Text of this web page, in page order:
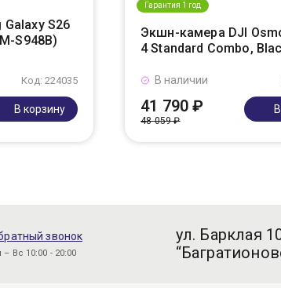
S26
S948B)
Код: 224035
В корзину
Гарантия 1 год
Экшн-камера DJI
4 Standard Combo,
В наличии
41 790 ₽
48 059 ₽
звонок
– Вс 10:00 - 20:00
ул. Барклая